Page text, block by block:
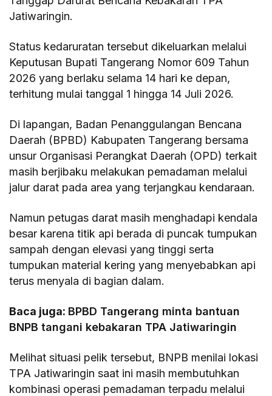
Jatiwaringin.
Status kedaruratan tersebut dikeluarkan melalui
Keputusan Bupati Tangerang Nomor 609 Tahun
2026 yang berlaku selama 14 hari ke depan,
terhitung mulai tanggal 1 hingga 14 Juli 2026.
Di lapangan, Badan Penanggulangan Bencana
Daerah (BPBD) Kabupaten Tangerang bersama
unsur Organisasi Perangkat Daerah (OPD) terkait
masih berjibaku melakukan pemadaman melalui
jalur darat pada area yang terjangkau kendaraan.
Namun petugas darat masih menghadapi kendala
besar karena titik api berada di puncak tumpukan
sampah dengan elevasi yang tinggi serta
tumpukan material kering yang menyebabkan api
terus menyala di bagian dalam.
Baca juga: BPBD Tangerang minta bantuan
BNPB tangani kebakaran TPA Jatiwaringin
Melihat situasi pelik tersebut, BNPB menilai lokasi
TPA Jatiwaringin saat ini masih membutuhkan
kombinasi operasi pemadaman terpadu melalui